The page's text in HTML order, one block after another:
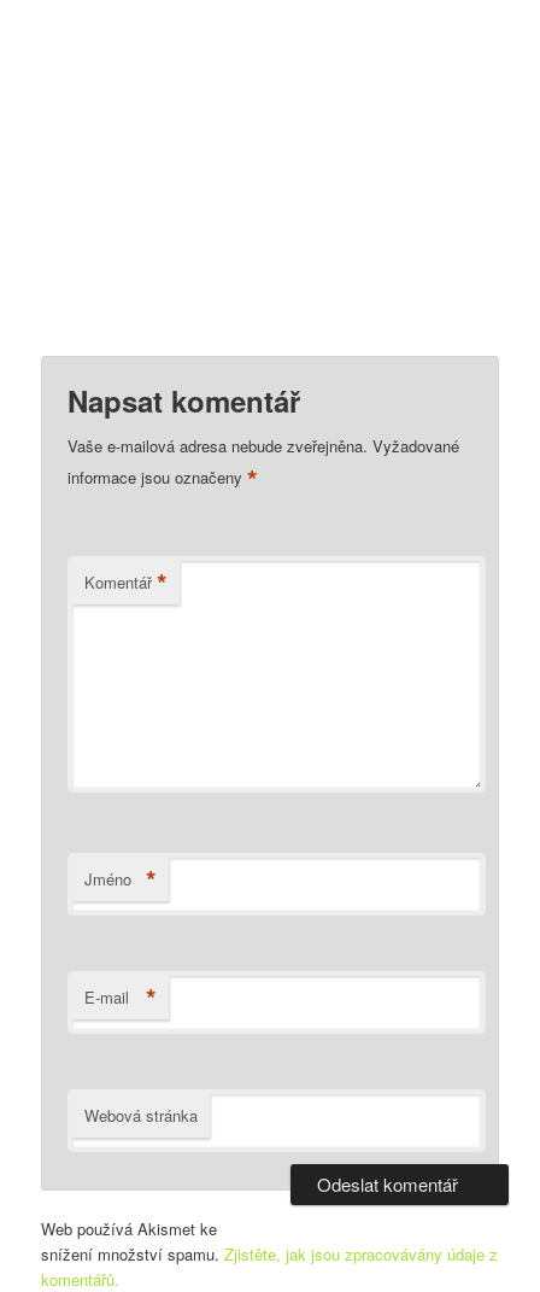
Napsat komentář
Vaše e-mailová adresa nebude zveřejněna. Vyžadované
informace jsou označeny*
Komentář *
Jméno *
E-mail *
Webová stránka
Web používá Akismet ke
snížení množství spamu.Zjistěte, jak jsou zpracovávány údaje z
komentářů.